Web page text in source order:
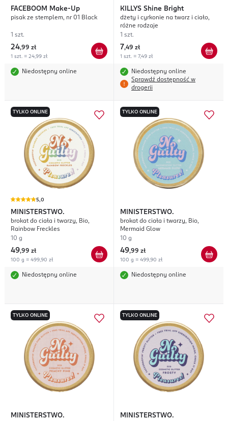
FACEBOOM Make-Up
pisak ze stemplem, nr 01 Black
1 szt.
24,99 zł
1 szt. = 24,99 zł
Niedostępny online
KILLYS Shine Bright
dżety i cyrkonie na twarz i ciało,
różne rodzaje
1 szt.
7,49 zł
1 szt. = 7,49 zł
Niedostępny online
Sprawdź dostępność w
drogerii
TYLKO ONLINE
5,0
MINISTERSTWO.
brokat do ciała i twarzy, Bio,
Rainbow Freckles
10 g
49,99 zł
100 g = 499,90 zł
Niedostępny online
TYLKO ONLINE
MINISTERSTWO.
brokat do ciała i twarzy, Bio,
Mermaid Glow
10 g
49,99 zł
100 g = 499,90 zł
Niedostępny online
TYLKO ONLINE
MINISTERSTWO.
TYLKO ONLINE
MINISTERSTWO.